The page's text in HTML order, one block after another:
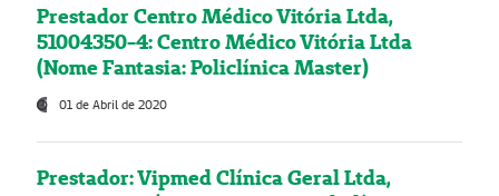
Prestador Centro Médico Vitória Ltda,
51004350-4: Centro Médico Vitória Ltda
(Nome Fantasia: Policlínica Master)
01 de Abril de 2020
Prestador: Vipmed Clínica Geral Ltda,